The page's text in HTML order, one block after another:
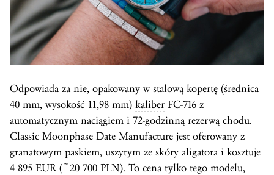
Odpowiada za nie, opakowany w stalową kopertę (średnica
40 mm, wysokość 11,98 mm) kaliber FC-716 z
automatycznym naciągiem i 72-godzinną rezerwą chodu.
Classic Moonphase Date Manufacture jest oferowany z
granatowym paskiem, uszytym ze skóry aligatora i kosztuje
4 895 EUR (~20 700 PLN). To cena tylko tego modelu,